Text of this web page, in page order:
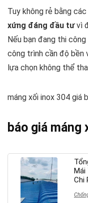
Tuy không rẻ bằng
xứng đáng đầu tưvì
Nếu bạn đang thi
công trình cần độ bền
lựa chọn không thể
máng xối inox 304 giá
báo giá máng
Mái
Chi